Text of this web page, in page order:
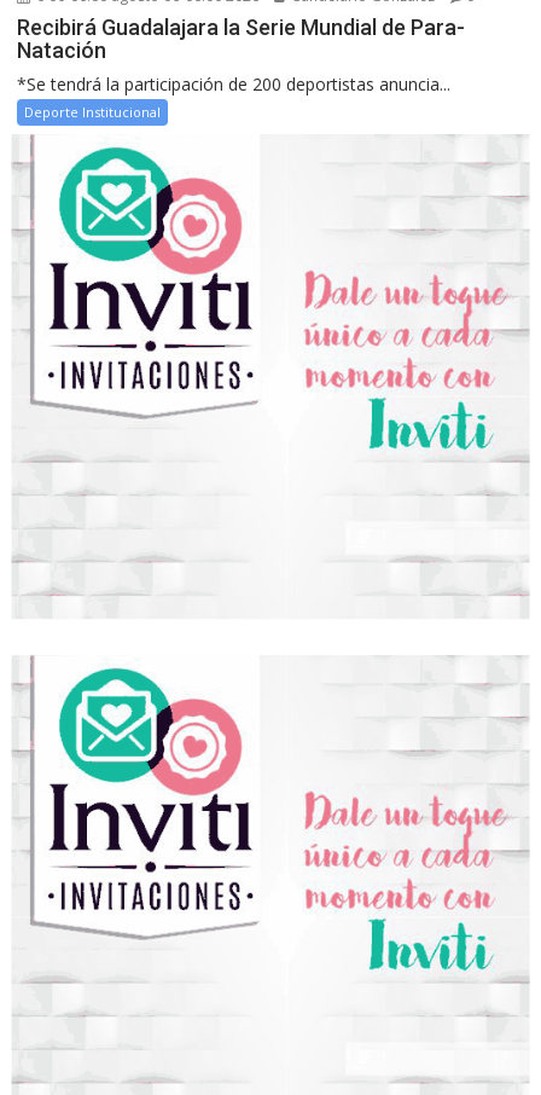
Recibirá Guadalajara la Serie Mundial de Para-
Natación
*Se tendrá la participación de 200 deportistas anuncia...
Deporte Institucional